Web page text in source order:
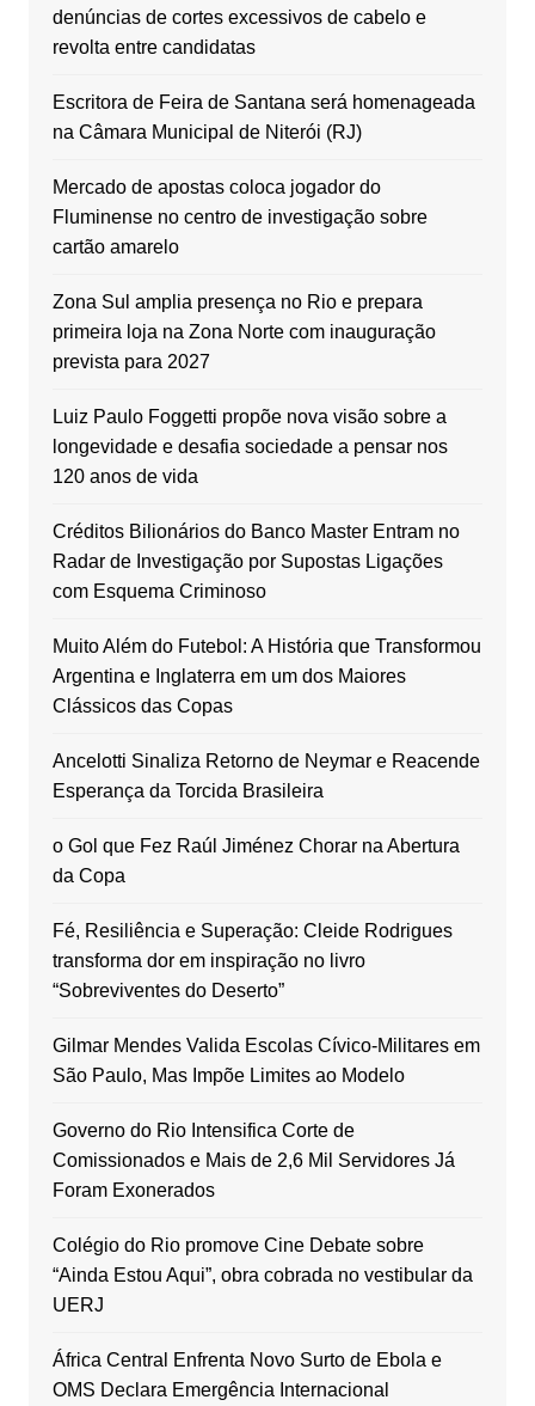
denúncias de cortes excessivos de cabelo e
revolta entre candidatas
Escritora de Feira de Santana será homenageada
na Câmara Municipal de Niterói (RJ)
Mercado de apostas coloca jogador do
Fluminense no centro de investigação sobre
cartão amarelo
Zona Sul amplia presença no Rio e prepara
primeira loja na Zona Norte com inauguração
prevista para 2027
Luiz Paulo Foggetti propõe nova visão sobre a
longevidade e desafia sociedade a pensar nos
120 anos de vida
Créditos Bilionários do Banco Master Entram no
Radar de Investigação por Supostas Ligações
com Esquema Criminoso
Muito Além do Futebol: A História que Transformou
Argentina e Inglaterra em um dos Maiores
Clássicos das Copas
Ancelotti Sinaliza Retorno de Neymar e Reacende
Esperança da Torcida Brasileira
o Gol que Fez Raúl Jiménez Chorar na Abertura
da Copa
Fé, Resiliência e Superação: Cleide Rodrigues
transforma dor em inspiração no livro
“Sobreviventes do Deserto”
Gilmar Mendes Valida Escolas Cívico-Militares em
São Paulo, Mas Impõe Limites ao Modelo
Governo do Rio Intensifica Corte de
Comissionados e Mais de 2,6 Mil Servidores Já
Foram Exonerados
Colégio do Rio promove Cine Debate sobre
“Ainda Estou Aqui”, obra cobrada no vestibular da
UERJ
África Central Enfrenta Novo Surto de Ebola e
OMS Declara Emergência Internacional